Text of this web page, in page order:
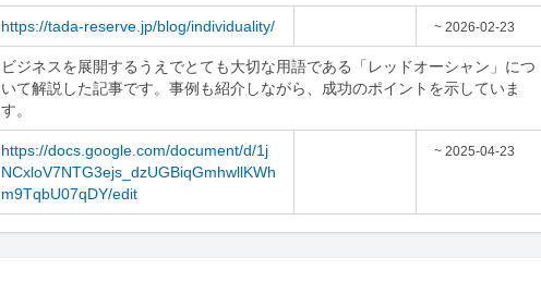
https://tada-reserve.jp/blog/individuality/ ~ 2026-02-23
ビジネスを展開するうえでとても大切な用語である「レッドオーシャン」につ
いて解説した記事です。事例も紹介しながら、成功のポイントを示していま
す。
https://docs.google.com/document/d/1j
NCxloV7NTG3ejs_dzUGBiqGmhwllKWh
m9TqbU07qDY/edit
~ 2025-04-23